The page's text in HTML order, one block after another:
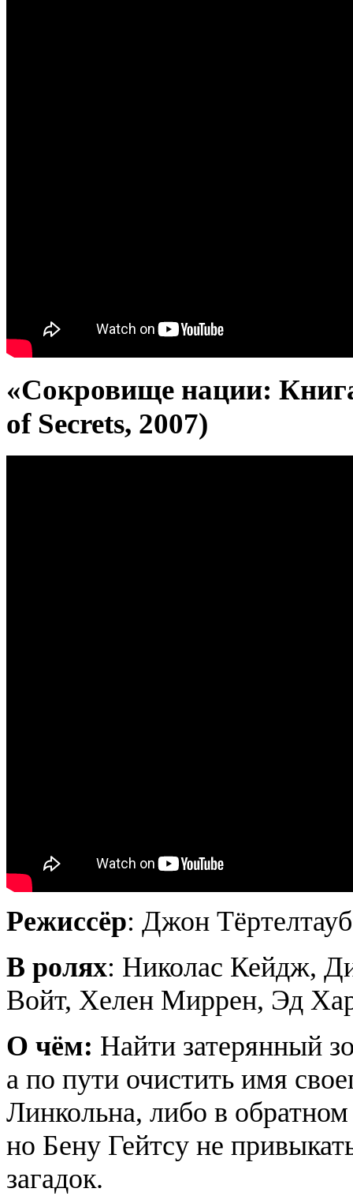
«Сокровище нации:
of Secrets, 2007)
Режиссёр: Джон Тёртелтауб
В ролях: Николас Кейдж,
Войт, Хелен Миррен, Эд
О чём: Найти затерянный
а по пути очистить имя
Линкольна, либо в
но Бену Гейтсу не
загадок.